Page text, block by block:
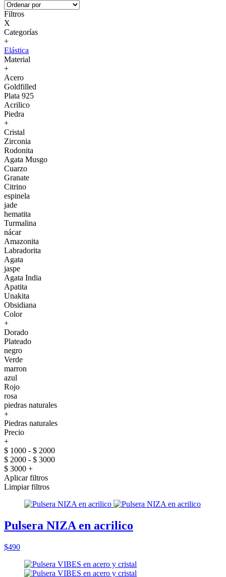
Filtros
X
Categorías
+
Elástica
Material
+
Acero
Goldfilled
Plata 925
Acrilico
Piedra
+
Cristal
Zirconia
Rodonita
Agata Musgo
Cuarzo
Granate
Citrino
espinela
jade
hematita
Turmalina
nácar
Amazonita
Labradorita
Agata
jaspe
Agata India
Apatita
Unakita
Obsidiana
Color
+
Dorado
Plateado
negro
Verde
marron
azul
Rojo
rosa
piedras naturales
+
Piedras naturales
Precio
+
$ 1000 - $ 2000
$ 2000 - $ 3000
$ 3000 +
Aplicar filtros
Limpiar filtros
Pulsera NIZA en acrilico
$490